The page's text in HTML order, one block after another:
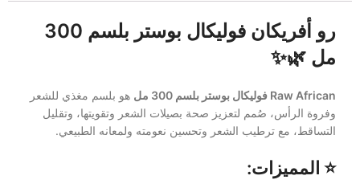
رو أفريكان فوليكال بوستر بلسم 300
مل 🌿✨
Raw African فوليكال بوستر بلسم 300 مل
هو بلسم مغذي للشعر
وفروة الرأس، صُمم لتعزيز صحة بصيلات الشعر وتقويتها، وتقليل
التساقط، مع ترطيب الشعر وتحسين نعومته ولمعانه الطبيعي.
⭐ المميزات: